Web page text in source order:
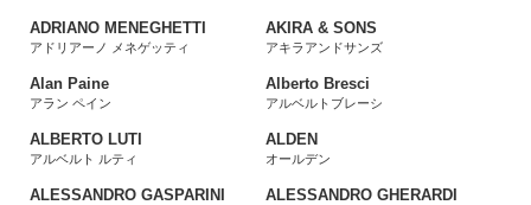
ADRIANO MENEGHETTI
アドリアーノ メネゲッティ
AKIRA & SONS
アキラアンドサンズ
Alan Paine
アラン ペイン
Alberto Bresci
アルベルトブレーシ
ALBERTO LUTI
アルベルト ルティ
ALDEN
オールデン
ALESSANDRO GASPARINI ALESSANDRO GHERARDI